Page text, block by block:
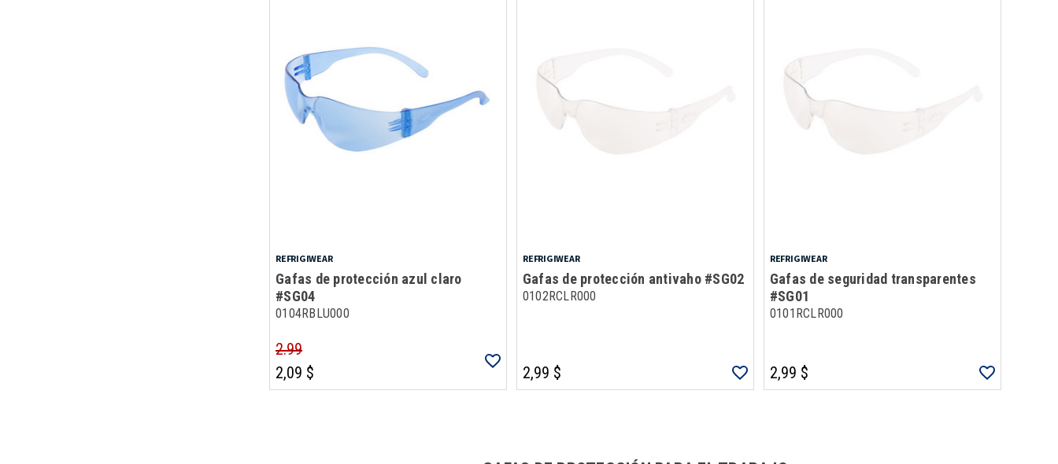
REFRIGIWEAR
Gafas de protección azul claro
#SG04
0104RBLU000
2.99
2,09 $
REFRIGIWEAR
Gafas de protección antivaho #SG02
0102RCLR000
2,99 $
REFRIGIWEAR
Gafas de seguridad transparentes
#SG01
0101RCLR000
2,99 $